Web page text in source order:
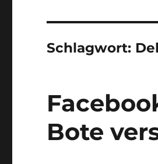
Schlagwort:
Bote